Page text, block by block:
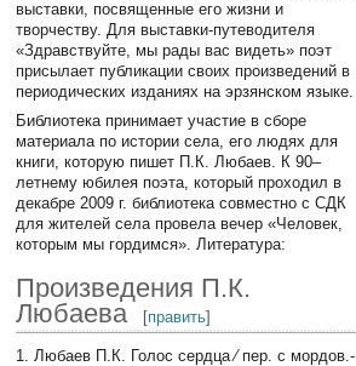
выставки, посвященные его жизни и
творчеству. Для выставки-путеводителя
«Здравствуйте, мы рады вас видеть» поэт
присылает публикации своих произведений в
периодических изданиях на эрзянском языке.
Библиотека принимает участие в сборе
материала по истории села, его людях для
книги, которую пишет П.К. Любаев. К 90–
летнему юбилея поэта, который проходил в
декабре 2009 г. библиотека совместно с СДК
для жителей села провела вечер «Человек,
которым мы гордимся». Литература:
Произведения П.К.
Любаева
[править]
1. Любаев П.К. Голос сердца ⁄ пер. с мордов.-